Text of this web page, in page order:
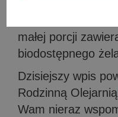
małej porcji
biodostępnego
Dzisiejszy wpis
Rodzinną Olejarnią
Wam nieraz